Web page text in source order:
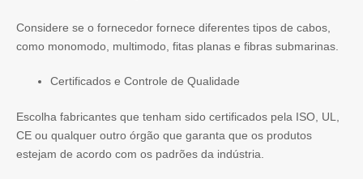
Considere se o fornecedor fornece diferentes tipos de cabos,
como monomodo, multimodo, fitas planas e fibras submarinas.
Certificados e Controle de Qualidade
Escolha fabricantes que tenham sido certificados pela ISO, UL,
CE ou qualquer outro órgão que garanta que os produtos
estejam de acordo com os padrões da indústria.